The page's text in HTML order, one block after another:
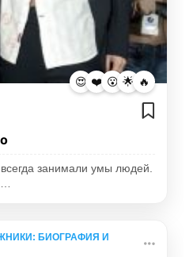
😍 ❤️ 😮 🌟 🔥
занимали умы людей.
БИОГРАФИЯ И